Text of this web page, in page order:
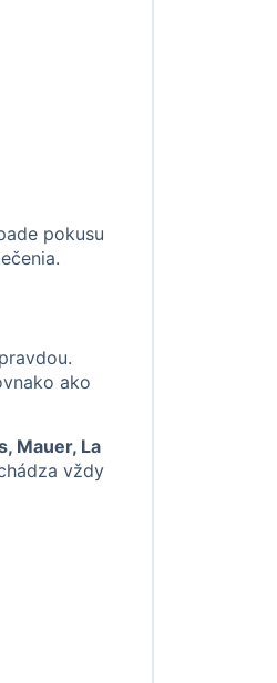
pokusu
ako
Mauer, La
vždy